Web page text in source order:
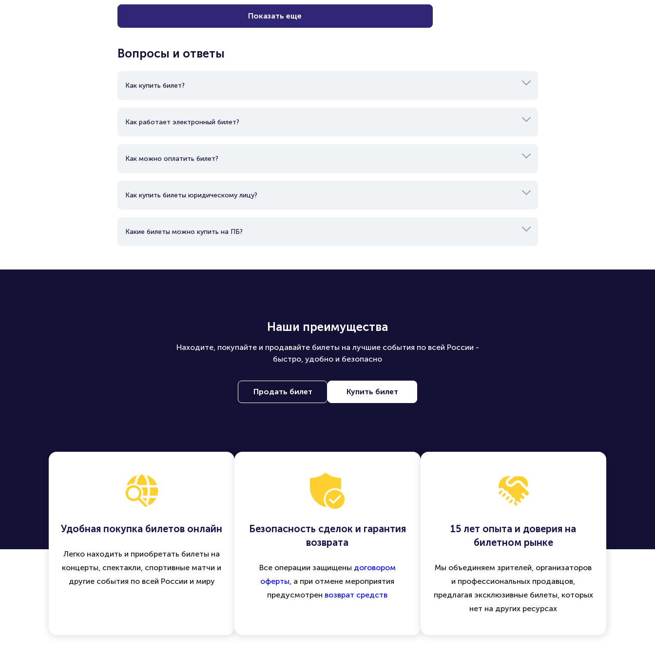
Показать еще
Вопросы и ответы
Как купить билет?
Как работает электронный билет?
Как можно оплатить билет?
Как купить билеты юридическому лицу?
Какие билеты можно купить на ПБ?
Наши преимущества
Находите, покупайте и продавайте билеты на лучшие события по всей России -
быстро, удобно и безопасно
Продать билет Купить билет
Удобная покупка билетов онлайн
Легко находить и приобретать билеты на
концерты, спектакли, спортивные матчи и
другие события по всей России и миру
Безопасность сделок и гарантия
возврата
Все операции защищены договором
оферты, а при отмене мероприятия
предусмотрен возврат средств
15 лет опыта и доверия на
билетном рынке
Мы объединяем зрителей, организаторов
и профессиональных продавцов,
предлагая эксклюзивные билеты, которых
нет на других ресурсах